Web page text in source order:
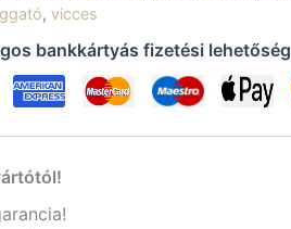
, vicces
bankkártyás fizetési lehetőség